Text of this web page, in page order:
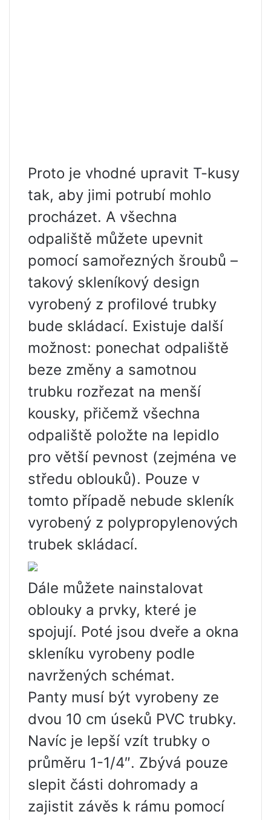
Proto je vhodné upravit T-kusy
tak, aby jimi potrubí mohlo
procházet. A všechna
odpaliště můžete upevnit
pomocí samořezných šroubů –
takový skleníkový design
vyrobený z profilové trubky
bude skládací. Existuje další
možnost: ponechat odpaliště
beze změny a samotnou
trubku rozřezat na menší
kousky, přičemž všechna
odpaliště položte na lepidlo
pro větší pevnost (zejména ve
středu oblouků). Pouze v
tomto případě nebude skleník
vyrobený z polypropylenových
trubek skládací.
Dále můžete nainstalovat
oblouky a prvky, které je
spojují. Poté jsou dveře a okna
skleníku vyrobeny podle
navržených schémat.
Panty musí být vyrobeny ze
dvou 10 cm úseků PVC trubky.
Navíc je lepší vzít trubky o
průměru 1-1/4″. Zbývá pouze
slepit části dohromady a
zajistit závěs k rámu pomocí